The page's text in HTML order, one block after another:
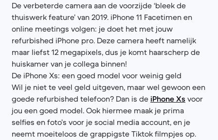
De verbeterde camera aan de voorzijde ‘bleek de
thuiswerk feature’ van 2019. iPhone 11 Facetimen en
online meetings volgen: je doet het met jouw
refurbished iPhone pro. Deze camera heeft namelijk
maar liefst 12 megapixels, dus je komt haarscherp de
huiskamer van je collega binnen!
De iPhone Xs: een goed model voor weinig geld
Wil je niet te veel geld uitgeven, maar wel gewoon een
goede refurbished telefoon? Dan is de iPhone Xs voor
jou een goed model. Ook hiermee maak je prima
selfies en foto’s voor je social media account, en je
neemt moeiteloos de grappigste Tiktok filmpjes op.